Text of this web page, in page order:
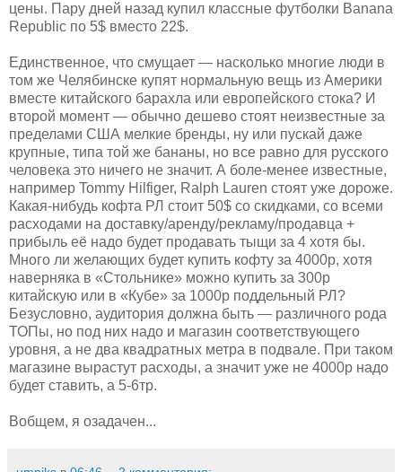
цены. Пару дней назад купил классные футболки Banana
Republic по 5$ вместо 22$.
Единственное, что смущает — насколько многие люди в
том же Челябинске купят нормальную вещь из Америки
вместе китайского барахла или европейского стока? И
второй момент — обычно дешево стоят неизвестные за
пределами США мелкие бренды, ну или пускай даже
крупные, типа той же бананы, но все равно для русского
человека это ничего не значит. А боле-менее известные,
например Tommy Hilfiger, Ralph Lauren стоят уже дороже.
Какая-нибудь кофта РЛ стоит 50$ со скидками, со всеми
расходами на доставку/аренду/рекламу/продавца +
прибыль её надо будет продавать тыщи за 4 хотя бы.
Много ли желающих будет купить кофту за 4000р, хотя
наверняка в «Стольнике» можно купить за 300р
китайскую или в «Кубе» за 1000р поддельный РЛ?
Безусловно, аудитория должна быть — различного рода
ТОПы, но под них надо и магазин соответствующего
уровня, а не два квадратных метра в подвале. При таком
магазине вырастут расходы, а значит уже не 4000р надо
будет ставить, а 5-6тр.
Вобщем, я озадачен...